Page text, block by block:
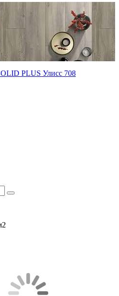
PLUS Улисс 708